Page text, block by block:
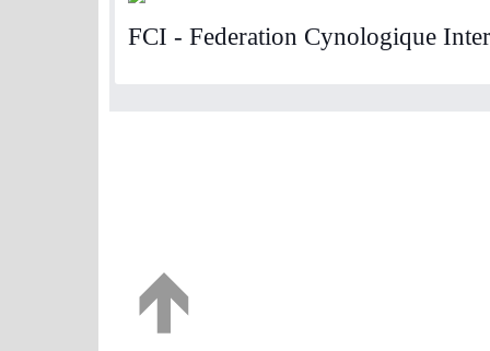
FCI - Federation Cynologique